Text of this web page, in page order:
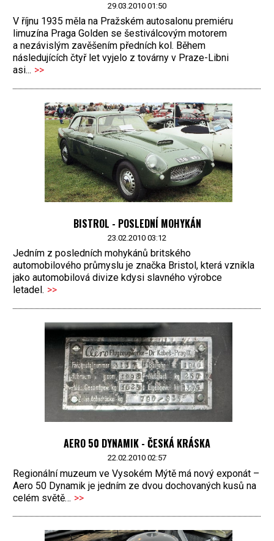
29.03.2010 01:50
V říjnu 1935 měla na Pražském autosalonu premiéru
limuzína Praga Golden se šestiválcovým motorem
a nezávislým zavěšením předních kol. Během
následujících čtyř let vyjelo z továrny v Praze-Libni
asi... >>
BISTROL - POSLEDNÍ MOHYKÁN
23.02.2010 03:12
Jedním z posledních mohykánů britského
automobilového průmyslu je značka Bristol, která vznikla
jako automobilová divize kdysi slavného výrobce
letadel. >>
AERO 50 DYNAMIK - ČESKÁ KRÁSKA
22.02.2010 02:57
Regionální muzeum ve Vysokém Mýtě má nový exponát –
Aero 50 Dynamik je jedním ze dvou dochovaných kusů na
celém světě… >>